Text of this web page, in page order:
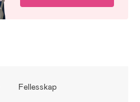
Fellesskap